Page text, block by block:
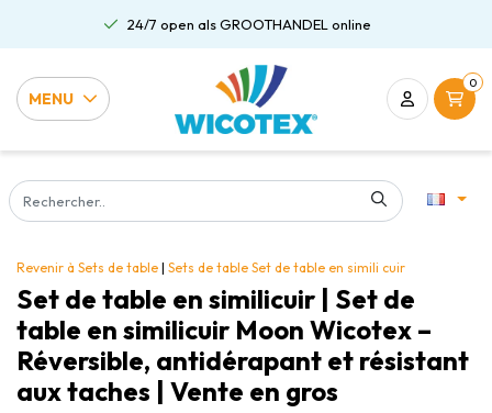
24/7 open als GROOTHANDEL online
MENU
0
Revenir à Sets de table | Sets de table Set de table en simili cuir
Set de table en similicuir | Set de
table en similicuir Moon Wicotex –
Réversible, antidérapant et résistant
aux taches | Vente en gros